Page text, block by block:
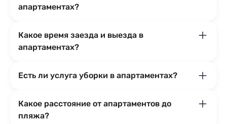
апартаментах?
Какое время заезда и выезда в
апартаментах?
Есть ли услуга уборки в апартаментах?
Какое расстояние от апартаментов до
пляжа?